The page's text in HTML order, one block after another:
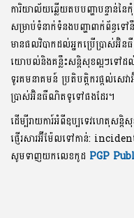
ការិយាល័យឆ្លើយតបបញ្ហាបន្ទាន់ន
សម្រាប់ទំនាក់ទំនងបញ្ហាពាក់ព័ន្ធ
មានផលវិបាកដល់អ្នកប្រើប្រាស់
យោបល់និងគន្លឹះសន្តិសុខល្អៗទៅ
ទូរគមនាគមន៍ ប្រតិបត្តិករផ្តល់ស
ប្រាស់អ៊ិនធឺណិតទូទៅផងដែរ។
ដើម្បីរាយការ៍អំពីឧប្បទេវហេតុសន្
ផ្ញើរសារអ៊ីម៉ែលទៅកាន់:
សូមទាញយកលេខកូដ PGP